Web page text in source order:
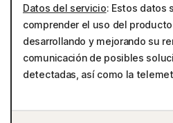
Datos del servicio: Estos datos
comprender el uso del
desarrollando y mejorando su
comunicación de posibles
detectadas, así como la